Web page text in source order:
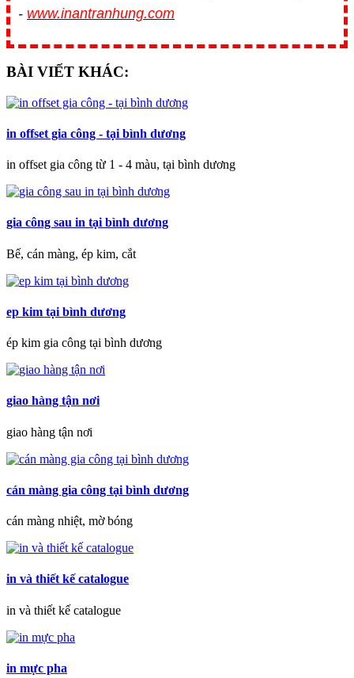
- www.inantranhung.com
BÀI VIẾT KHÁC:
in offset gia công - tại bình dương
in offset gia công từ 1 - 4 màu, tại bình dương
gia công sau in tại bình dương
Bế, cán màng, ép kim, cắt
ep kim tại bình dương
ép kim gia công tại bình dương
giao hàng tận nơi
giao hàng tận nơi
cán màng gia công tại bình dương
cán màng nhiệt, mờ bóng
in và thiết kế catalogue
in và thiết kế catalogue
in mực pha